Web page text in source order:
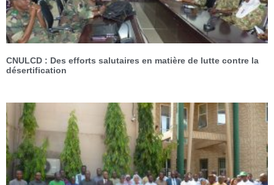
CNULCD : Des efforts salutaires en matière de lutte contre la
désertification